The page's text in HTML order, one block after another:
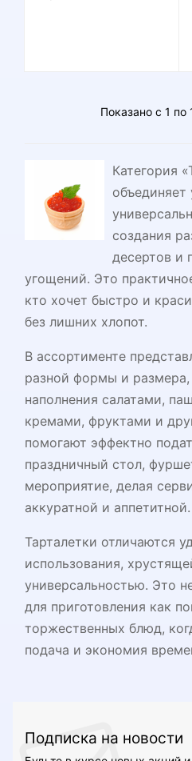
Показано с 1 по
Категория
объединяет
создания
десертов и
угощений. Это
кто хочет быстро и
без лишних хлопот.
В ассортименте
разной формы и
наполнения салатами,
кремами, фруктами и
помогают эффектно
праздничный стол,
мероприятие, делая
аккуратной и аппетитной.
Тарталетки отличаются
использования,
универсальностью. Это
для приготовления как
торжественных блюд,
подача и экономия
Подписка на новости